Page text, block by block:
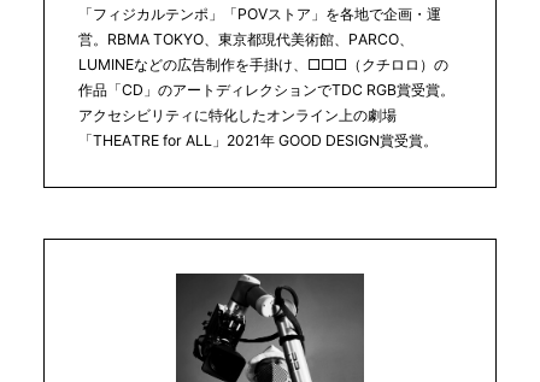
「フィジカルテンポ」「POVストア」を各地で企画・運
営。RBMA TOKYO、東京都現代美術館、PARCO、
LUMINEなどの広告制作を手掛け、□□□（クチロロ）の
作品「CD」のアートディレクションでTDC RGB賞受賞。
アクセシビリティに特化したオンライン上の劇場
「THEATRE for ALL」2021年 GOOD DESIGN賞受賞。